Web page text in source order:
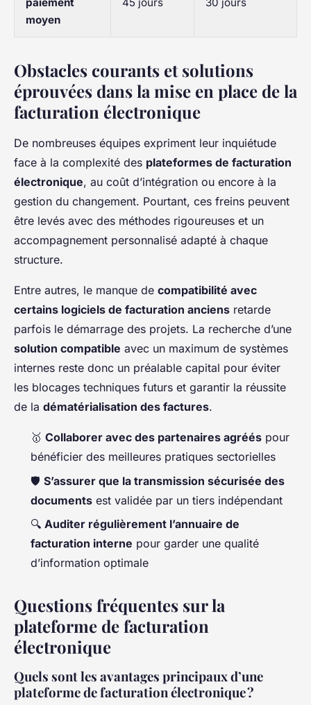
moyen
Obstacles courants et solutions
éprouvées dans la mise en place de la
facturation électronique
De nombreuses équipes expriment leur inquiétude
face à la complexité des plateformes de facturation
électronique, au coût d’intégration ou encore à la
gestion du changement. Pourtant, ces freins peuvent
être levés avec des méthodes rigoureuses et un
accompagnement personnalisé adapté à chaque
structure.
Entre autres, le manque de compatibilité avec
certains logiciels de facturation anciens retarde
parfois le démarrage des projets. La recherche d’une
solution compatible avec un maximum de systèmes
internes reste donc un préalable capital pour éviter
les blocages techniques futurs et garantir la réussite
de la dématérialisation des factures.
🥇 Collaborer avec des partenaires agréés pour
bénéficier des meilleures pratiques sectorielles
🛡️ S’assurer que la transmission sécurisée des
documents est validée par un tiers indépendant
🔍 Auditer régulièrement l’annuaire de
facturation interne pour garder une qualité
d’information optimale
Questions fréquentes sur la
plateforme de facturation
électronique
Quels sont les avantages principaux d’une
plateforme de facturation électronique ?